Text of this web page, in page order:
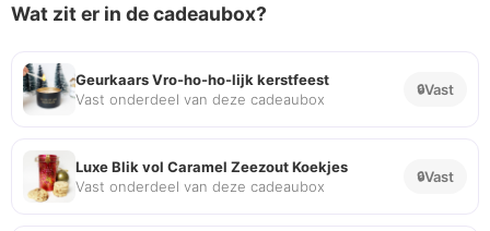
Wat zit er in de cadeaubox?
Geurkaars Vro-ho-ho-lijk kerstfeest
Vast onderdeel van deze cadeaubox
Vast
Luxe Blik vol Caramel Zeezout Koekjes
Vast onderdeel van deze cadeaubox
Vast